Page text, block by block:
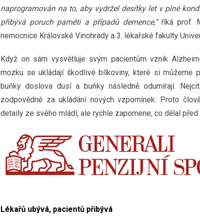
naprogramován na to, aby vydržel desítky let v plné
přibývá poruch paměti a případů demence,“ říká prof.
nemocnice Královské Vinohrady a 3. lékařské fakulty
Když on sám vysvětluje svým pacientům vznik
mozku se ukládají škodlivé bílkoviny, které si můžeme
buňky doslova dusí a buňky následně odumírají.
zodpovědné za ukládání nových vzpomínek. Proto
detaily ze svého mládí, ale rychle zapomene, co dělal před
Lékařů ubývá, pacientů přibývá